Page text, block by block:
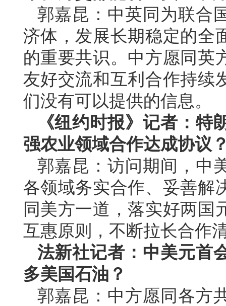
郭嘉昆：中英同为联合
济体，发展长期稳定的全
的重要共识。中方愿同英
友好交流和互利合作持续
们没有可以提供的信息。
《纽约时报》记者：
强农业领域合作达成协议
郭嘉昆：访问期间，中
各领域务实合作、妥善解
同美方一道，落实好两国
互惠原则，不断拉长合作
法新社记者：中美元首
多美国石油？
郭嘉昆：中方愿同各方